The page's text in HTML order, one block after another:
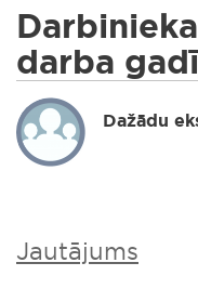
darba
Dažādu
Jautājums